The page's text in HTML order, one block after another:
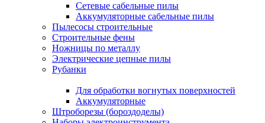
Сетевые сабельные пилы
Аккумуляторные сабельные пилы
Пылесосы строительные
Строительные фены
Ножницы по металлу
Электрические цепные пилы
Рубанки
Для обработки вогнутых поверхностей
Аккумуляторные
Штроборезы (бороздоделы)